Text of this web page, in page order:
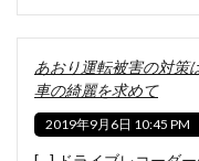
あおり運転被害の対策
車の綺麗を求めて
2019年9月6日 10:45 PM